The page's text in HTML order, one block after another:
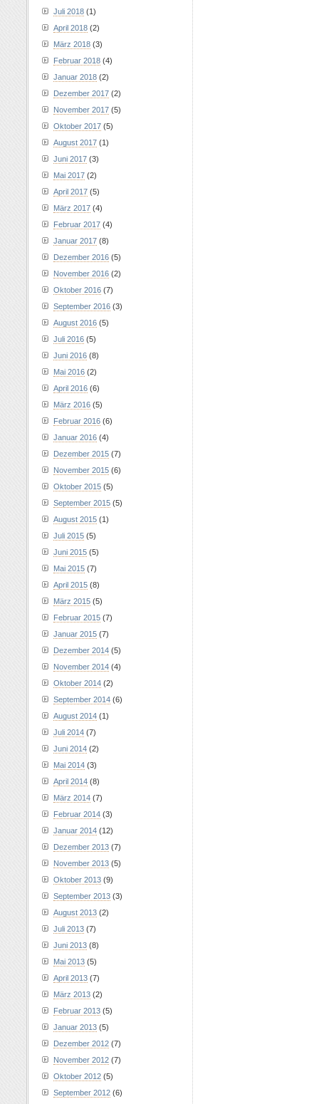
Juli 2018 (1)
April 2018 (2)
März 2018 (3)
Februar 2018 (4)
Januar 2018 (2)
Dezember 2017 (2)
November 2017 (5)
Oktober 2017 (5)
August 2017 (1)
Juni 2017 (3)
Mai 2017 (2)
April 2017 (5)
März 2017 (4)
Februar 2017 (4)
Januar 2017 (8)
Dezember 2016 (5)
November 2016 (2)
Oktober 2016 (7)
September 2016 (3)
August 2016 (5)
Juli 2016 (5)
Juni 2016 (8)
Mai 2016 (2)
April 2016 (6)
März 2016 (5)
Februar 2016 (6)
Januar 2016 (4)
Dezember 2015 (7)
November 2015 (6)
Oktober 2015 (5)
September 2015 (5)
August 2015 (1)
Juli 2015 (5)
Juni 2015 (5)
Mai 2015 (7)
April 2015 (8)
März 2015 (5)
Februar 2015 (7)
Januar 2015 (7)
Dezember 2014 (5)
November 2014 (4)
Oktober 2014 (2)
September 2014 (6)
August 2014 (1)
Juli 2014 (7)
Juni 2014 (2)
Mai 2014 (3)
April 2014 (8)
März 2014 (7)
Februar 2014 (3)
Januar 2014 (12)
Dezember 2013 (7)
November 2013 (5)
Oktober 2013 (9)
September 2013 (3)
August 2013 (2)
Juli 2013 (7)
Juni 2013 (8)
Mai 2013 (5)
April 2013 (7)
März 2013 (2)
Februar 2013 (5)
Januar 2013 (5)
Dezember 2012 (7)
November 2012 (7)
Oktober 2012 (5)
September 2012 (6)